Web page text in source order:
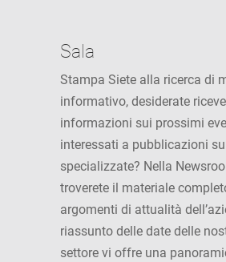
Sala
Stampa Siete alla ricerca di
informativo, desiderate
informazioni sui prossimi
interessati a pubblicazioni
specializzate? Nella
troverete il materiale
argomenti di attualità
riassunto delle date delle
settore vi offre una